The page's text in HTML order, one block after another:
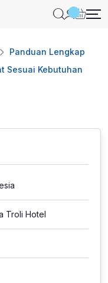
Panduan Lengkap
Sesuai Kebutuhan
Troli Hotel